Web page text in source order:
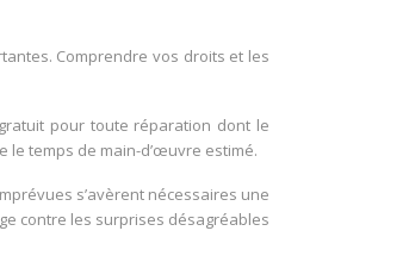
Comprendre vos droits et les
pour toute réparation dont le
le temps de main-d’œuvre estimé.
s’avèrent nécessaires une
contre les surprises désagréables